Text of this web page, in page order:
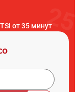
от 35 минут